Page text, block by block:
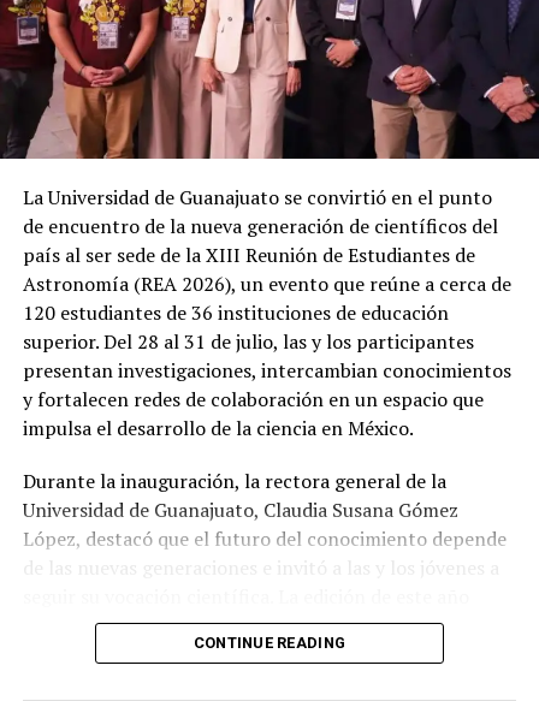
La Universidad de Guanajuato se convirtió en el punto
de encuentro de la nueva generación de científicos del
país al ser sede de la XIII Reunión de Estudiantes de
Astronomía (REA 2026), un evento que reúne a cerca de
120 estudiantes de 36 instituciones de educación
superior. Del 28 al 31 de julio, las y los participantes
presentan investigaciones, intercambian conocimientos
y fortalecen redes de colaboración en un espacio que
impulsa el desarrollo de la ciencia en México.
Durante la inauguración, la rectora general de la
Universidad de Guanajuato, Claudia Susana Gómez
López, destacó que el futuro del conocimiento depende
de las nuevas generaciones e invitó a las y los jóvenes a
incluye un programa con 85 ponencias, charlas
magistrales y presentación de carteles científicos,
CONTINUE READING